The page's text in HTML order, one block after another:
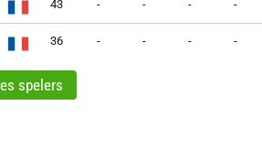
43 - - - -
36 - - - -
spelers